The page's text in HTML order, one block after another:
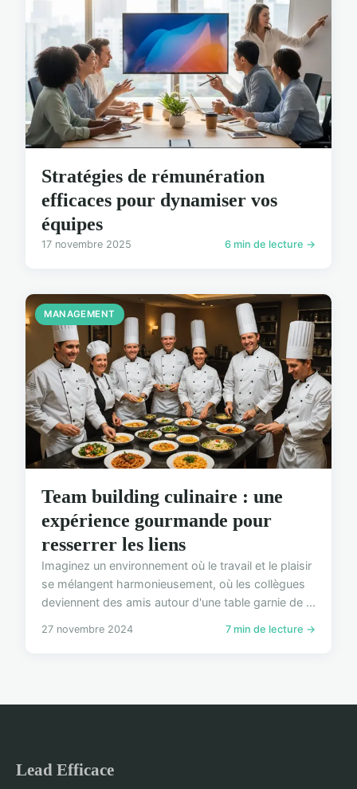
Stratégies de rémunération
efficaces pour dynamiser vos
équipes
17 novembre 2025 6 min de lecture →
MANAGEMENT
Team building culinaire : une
expérience gourmande pour
resserrer les liens
Imaginez un environnement où le travail et le plaisir
se mélangent harmonieusement, où les collègues
deviennent des amis autour d'une table garnie de ...
27 novembre 2024 7 min de lecture →
Lead Efficace